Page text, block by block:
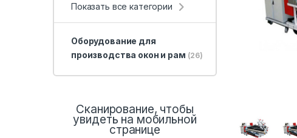
Показать все категории
Оборудование для
производства окон и рам (26)
Сканирование, чтобы
увидеть на мобильной
странице